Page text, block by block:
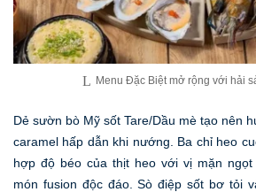
Menu Đặc Biệt mở rộng với hải
Dẻ sườn bò Mỹ sốt Tare/Dầu mè tạo nên
caramel hấp dẫn khi nướng. Ba chỉ heo
hợp độ béo của thịt heo với vị mặn
món fusion độc đáo. Sò điệp sốt bơ tỏi